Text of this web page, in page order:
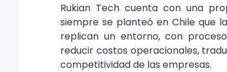
Rukian Tech cuenta con una
siempre se planteó en Chile que
replican un entorno, con
reducir costos operacionales,
competitividad de las empresas.